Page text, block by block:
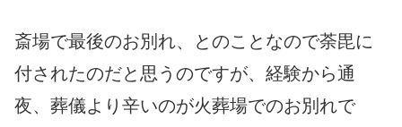
斎場で最後のお別れ、とのことなので荼毘に
付されたのだと思うのですが、経験から通
夜、葬儀より辛いのが火葬場でのお別れで